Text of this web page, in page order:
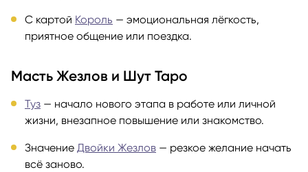
С картой Король — эмоциональная лёгкость,
приятное общение или поездка.
Масть Жезлов и Шут Таро
Туз — начало нового этапа в работе или личной
жизни, внезапное повышение или знакомство.
Значение Двойки Жезлов — резкое желание начать
всё заново.